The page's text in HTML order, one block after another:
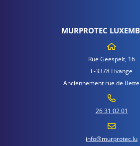
MURPROTEC
Rue Geespelt, 16
L-3378 Livange
Anciennement rue de
26 31 02 01
info@murprotec.lu